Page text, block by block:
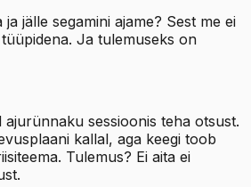
jälle segamini ajame? Sest me ei
Ja tulemuseks on
sessioonis teha otsust.
kallal, aga keegi toob
Tulemus? Ei aita ei